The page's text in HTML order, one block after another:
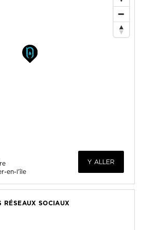
en-l'île
Y ALLER
RÉSEAUX SOCIAUX